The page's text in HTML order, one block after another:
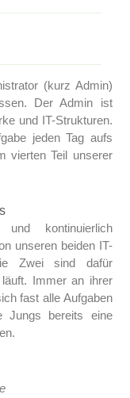
(kurz Admin)
Der Admin ist
und IT-Strukturen.
jeden Tag aufs
vierten Teil unserer
und kontinuierlich
unseren beiden IT-
Zwei sind dafür
Immer an ihrer
fast alle Aufgaben
Jungs bereits eine